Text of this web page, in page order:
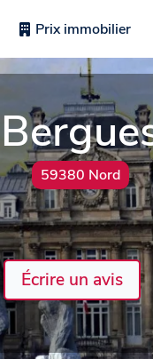
Prix immobilier
59380 Nord
Écrire un avis